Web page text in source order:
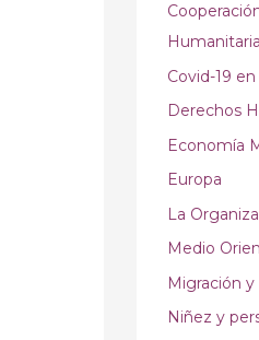
Humanitaria
Covid-19
Derechos
Economía
Europa
La
Medio
Migración
Niñez y